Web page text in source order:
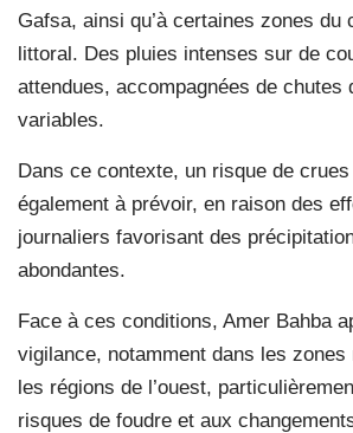
Gafsa, ainsi qu’à certaines zones du
littoral. Des pluies intenses sur de
attendues, accompagnées de chutes
variables.
Dans ce contexte, un risque de
également à prévoir, en raison des
journaliers favorisant des
abondantes.
Face à ces conditions, Amer Bahba
vigilance, notamment dans les zones
les régions de l’ouest,
risques de foudre et aux